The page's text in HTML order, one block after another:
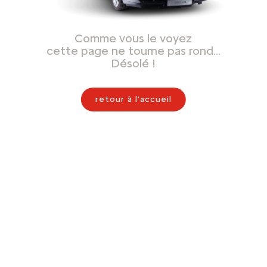
Comme vous le voyez
cette page ne tourne pas rond…
Désolé !
retour à l'accueil